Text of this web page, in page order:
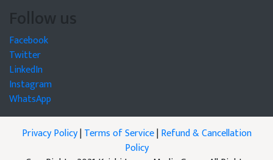
Follow us
Facebook
Twitter
LinkedIn
Instagram
WhatsApp
Privacy Policy|Terms of Service|Refund & Cancellation
Policy